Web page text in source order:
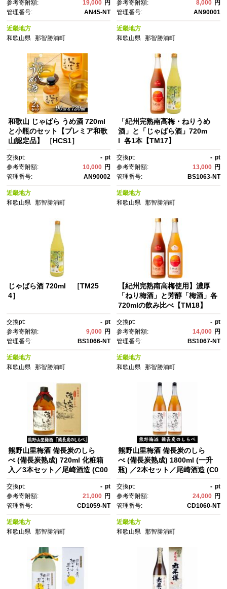
参考寄附額:
19,000 円
管理番号:
AN45-NT
近畿地方
和歌山県
那智勝浦町
参考寄附額:
8,000 円
管理番号:
AN90001
近畿地方
和歌山県 那智勝浦町
和歌山 じゃばら うめ酒 720ml
と小瓶のセット【プレミア和歌
山認定品】 ［HCS1］
交換pt: - pt
参考寄附額:
10,000 円
管理番号:
AN90002
近畿地方
和歌山県
那智勝浦町
「紀州完熟南高梅・ねりうめ
酒」と「じゃばら酒」720m
l 各1本【TM17】
交換pt: - pt
参考寄附額:
13,000 円
管理番号:
BS1063-NT
近畿地方
和歌山県 那智勝浦町
じゃばら酒 720ml ［TM25
4］
交換pt: - pt
参考寄附額:
9,000 円
管理番号:
BS1066-NT
近畿地方
和歌山県
那智勝浦町
【紀州完熟南高梅使用】濃厚
「ねり梅酒」と芳醇「梅酒」各
720mlの飲み比べ【TM18】
交換pt: - pt
参考寄附額:
14,000 円
管理番号:
BS1067-NT
近畿地方
和歌山県 那智勝浦町
熊野山里梅酒 備長炭のしら
べ (備長炭熟成) 720ml 化粧箱
入／3本セット／尾崎酒造 (C00
交換pt: - pt
参考寄附額:
21,000 円
管理番号:
CD1059-NT
近畿地方
和歌山県
那智勝浦町
熊野山里梅酒 備長炭のしら
べ (備長炭熟成) 1800ml (一升
瓶) ／2本セット／尾崎酒造 (C0
交換pt: - pt
参考寄附額:
24,000 円
管理番号:
CD1060-NT
近畿地方
和歌山県 那智勝浦町